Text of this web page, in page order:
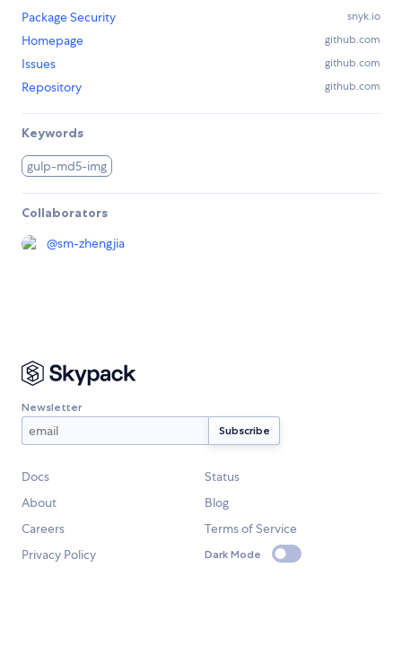
Package Security
snyk.io
Homepage github.com
Issues github.com
Repository github.com
Keywords
gulp-md5-img
Collaborators
@sm-zhengjia
Newsletter
Docs
Status
About
Blog
Careers
Terms of Service
Privacy Policy
Dark Mode